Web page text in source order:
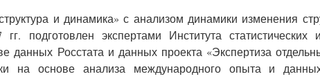
и динамика» с анализом динамики изменения
подготовлен экспертами Института статистических
Росстата и данных проекта «Экспертиза
на основе анализа международного опыта и